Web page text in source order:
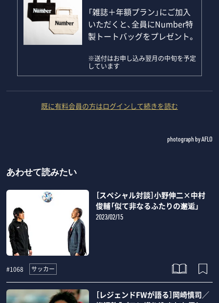
「雑誌＋年額プラン」にご加入
いただくと、全員にNumber特
製トートバッグをプレゼント。
※送付はお申し込み翌月の中旬を予定
しています
既に有料会員の方はログインして続きを読む
photograph by AFLO
あわせて読みたい
［スペシャル対談］小野伸二×中村
俊輔「似て非なるふたりの邂逅」
2023/02/15
#1068 サッカー
［レジェンドFWが語る］岡崎慎司／